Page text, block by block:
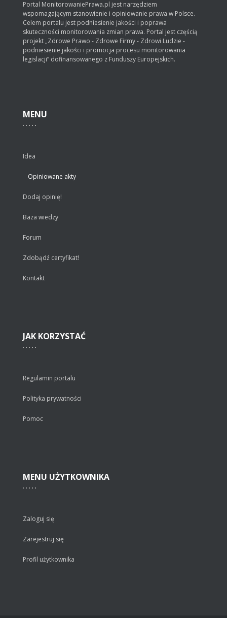
Portal MonitorowaniePrawa.pl jest narzędziem
wspomagającym stanowienie i opiniowanie prawa w Polsce.
Celem portalu jest podniesienie jakości i poprawa
skuteczności monitorowania zmian prawa. Portal jest częścią
projekt „Zdrowe Prawo - Zdrowe Firmy - Zdrowi Ludzie -
podniesienie jakości i promocja procesu monitorowania
legislacji” dofinansowanego z Funduszy Europejskich.
MENU
Idea
Opiniowane akty
Dodaj opinię!
Baza wiedzy
Forum
Zdobądź certyfikat!
Kontakt
JAK KORZYSTAĆ
Regulamin portalu
Polityka prywatności
Pomoc
MENU UŻYTKOWNIKA
Zaloguj się
Zarejestruj się
Profil użytkownika